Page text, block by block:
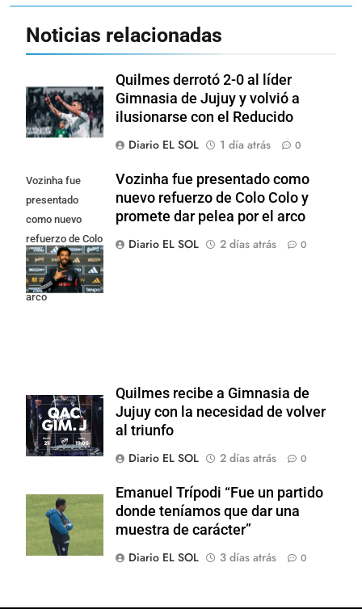
Noticias relacionadas
Quilmes derrotó 2-0 al líder
Gimnasia de Jujuy y volvió a
ilusionarse con el Reducido
Diario EL SOL
1 día atrás 0
Vozinha fue
presentado
como nuevo
refuerzo de Colo
Colo y promete
dar pelea por el
arco
Vozinha fue presentado como
nuevo refuerzo de Colo Colo y
promete dar pelea por el arco
Diario EL SOL
2 días atrás 0
Quilmes recibe a Gimnasia de
Jujuy con la necesidad de volver
al triunfo
Diario EL SOL
2 días atrás 0
Emanuel Trípodi “Fue un partido
donde teníamos que dar una
muestra de carácter”
Diario EL SOL
3 días atrás 0